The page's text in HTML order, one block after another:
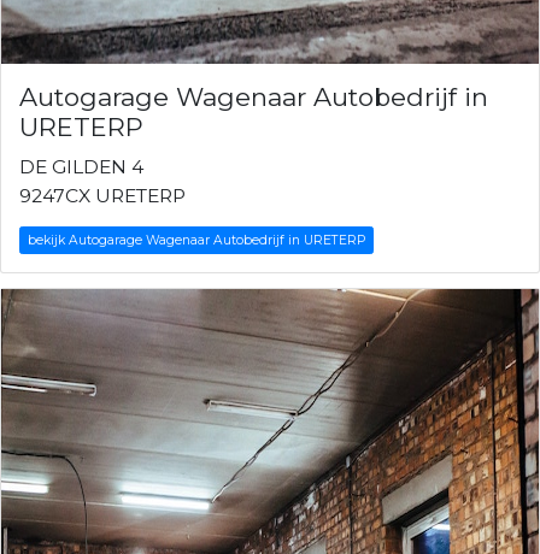
Autogarage Wagenaar Autobedrijf in
URETERP
DE GILDEN 4
9247CX URETERP
bekijk Autogarage Wagenaar Autobedrijf in URETERP